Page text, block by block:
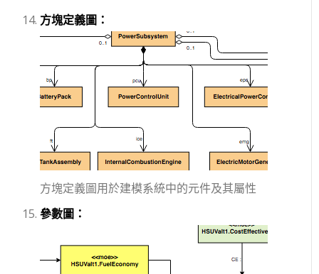
方塊定義圖：
方塊定義圖用於建模系統中的元件及其屬性
參數圖：